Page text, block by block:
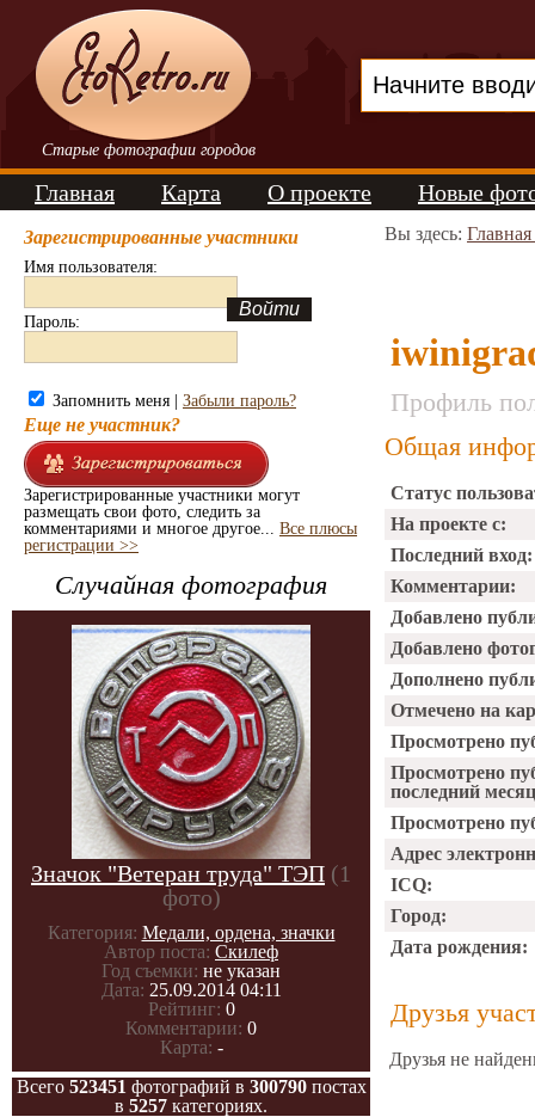
Старые фотографии городов
Главная Карта О проекте Новые
Зарегистрированные участники
Имя пользователя:
Пароль:
Запомнить меня | Забыли пароль?
Еще не участник?
Зарегистрированные участники могут
размещать свои фото, следить за
комментариями и многое другое... Все плюсы
регистрации >>
Случайная фотография
Значок "Ветеран труда" ТЭП (1
фото)
Категория: Медали, ордена, значки
Автор поста: Скилеф
Год съемки: не указан
Дата: 25.09.2014 04:11
Рейтинг: 0
Комментарии: 0
Карта: -
Всего 523451 фотографий в 300790постах
в 5257 категориях.
Вы здесь:
Профиль
Общая
Статус
На проекте с:
Последний вход:
Комментарии:
Добавлено
Добавлено
Дополнено
Отмечено на
Просмотрено
Просмотрено
последний
Просмотрено
Адрес
ICQ:
Город:
Дата рождения:
Друзья
Друзья не